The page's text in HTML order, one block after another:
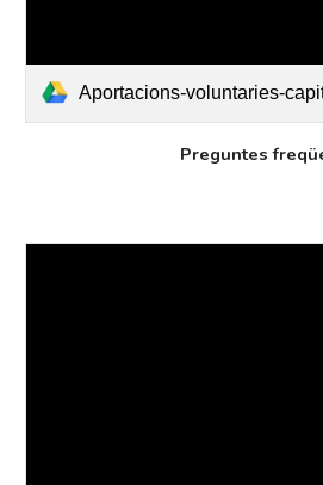
Aportacions-voluntaries-capital-
Preguntes